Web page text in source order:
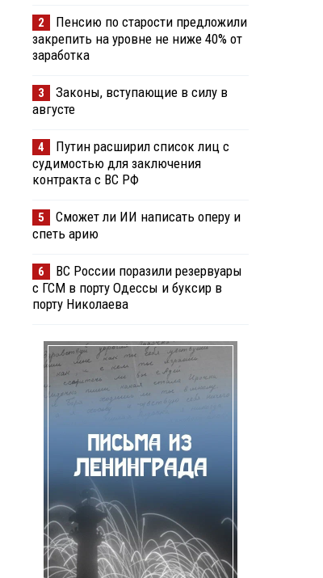
2
Пенсию по старости предложили
закрепить на уровне не ниже 40% от
заработка
3
Законы, вступающие в силу в
августе
4
Путин расширил список лиц с
судимостью для заключения
контракта с ВС РФ
5
Сможет ли ИИ написать оперу и
спеть арию
6
ВС России поразили резервуары
с ГСМ в порту Одессы и буксир в
порту Николаева